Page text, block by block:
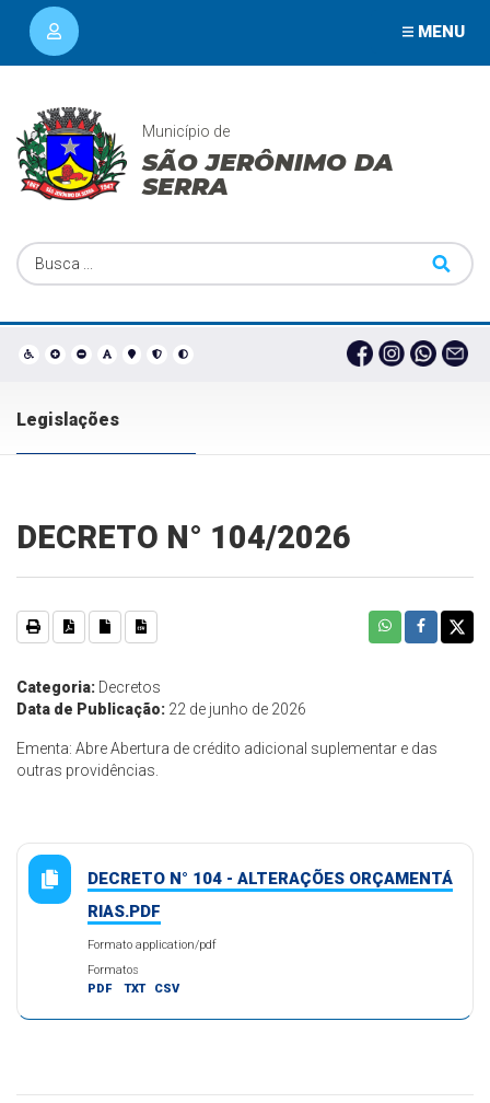
MENU
Município de
SÃO JERÔNIMO DA
SERRA
Legislações
DECRETO N° 104/2026
Categoria: Decretos
Data de Publicação: 22 de junho de 2026
Ementa: Abre Abertura de crédito adicional suplementar e das
outras providências.
DECRETO N° 104 - ALTERAÇÕES ORÇAMENTÁ
RIAS.PDF
Formato application/pdf
Formatos
PDF
TXT CSV